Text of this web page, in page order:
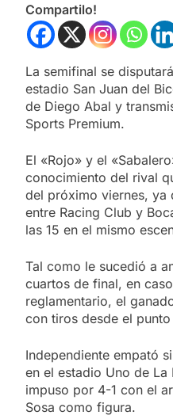
Compartilo!
La semifinal se
estadio San Juan del
de Diego Abal y
Sports Premium.
El «Rojo» y el
conocimiento del rival
del próximo viernes, ya
entre Racing Club y
las 15 en el mismo
Tal como le sucedió a
cuartos de final, en
reglamentario, el
con tiros desde el punto
Independiente empató
en el estadio Uno de La
impuso por 4-1 con el
Sosa como figura.